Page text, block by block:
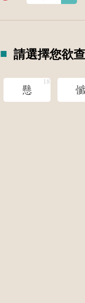
請選擇您欲
懸